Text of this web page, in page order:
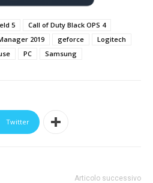
5
Call of Duty Black OPS 4
2019 geforce
Logitech
PC Samsung
Twitter
Articolo successivo